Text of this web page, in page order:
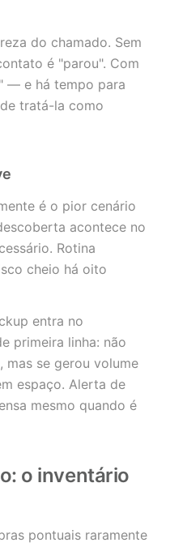
do chamado. Sem
é "parou". Com
— e há tempo para
tratá-la como
é o pior cenário
acontece no
Rotina
cheio há oito
entra no
primeira linha: não
mas se gerou volume
espaço. Alerta de
mesmo quando é
o inventário
pontuais raramente